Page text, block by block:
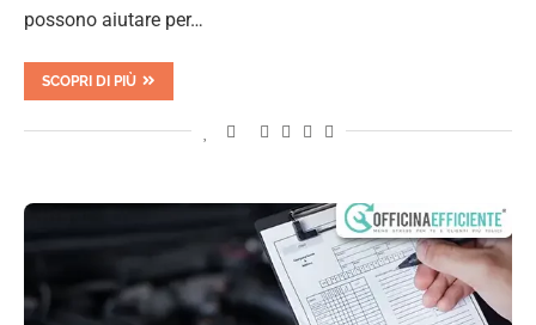
possono aiutare per…
SCOPRI DI PIÙ